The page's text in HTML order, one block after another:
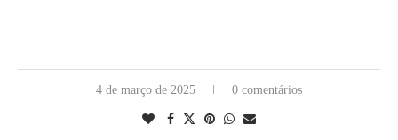
4 de março de 2025 0 comentários